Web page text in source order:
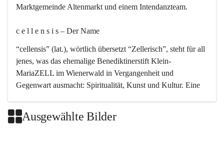
Marktgemeinde Altenmarkt und einem Intendanzteam.
c e l l e n s i s – Der Name
“cellensis” (lat.), wörtlich übersetzt “Zellerisch”, steht für all
jenes, was das ehemalige Benediktinerstift Klein-
MariaZELL im Wienerwald in Vergangenheit und
Gegenwart ausmacht: Spiritualität, Kunst und Kultur. Eine
Kirchenmusik, dem kunstvollen Lob Gottes.
Ausgewählte Bilder